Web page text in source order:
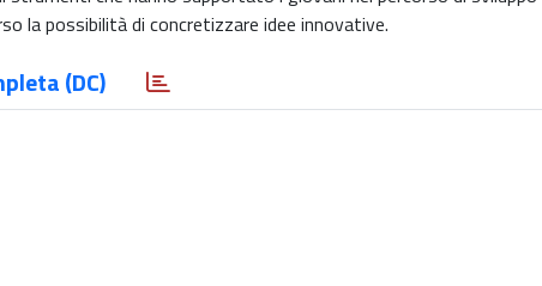
la possibilità di concretizzare idee innovative.
(DC)